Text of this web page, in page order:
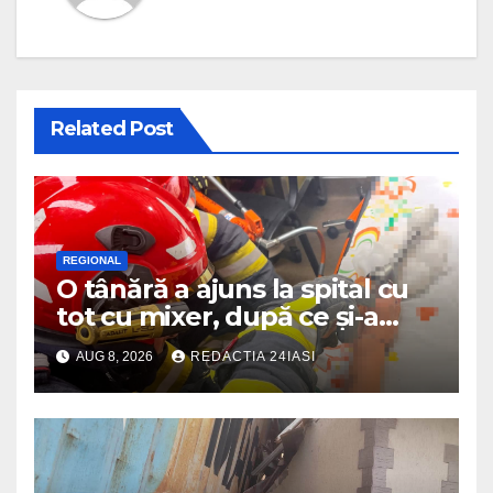
Related Post
REGIONAL
O tânără a ajuns la spital cu
tot cu mixer, după ce și-a
prins degetul în aparat
AUG 8, 2026 REDACTIA 24IASI